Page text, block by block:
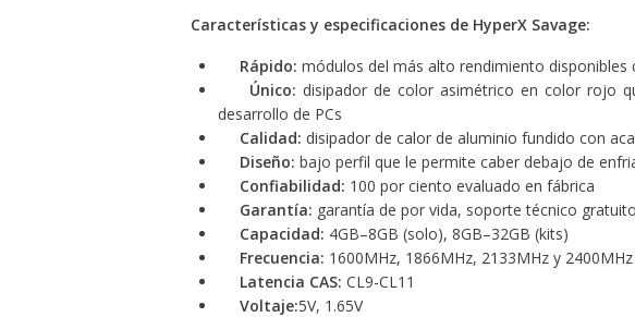
Características y especificaciones de HyperX Savage:
Rápido: módulos del más alto rendimiento
Único: disipador de color asimétrico en color rojo
desarrollo de PCs
Calidad: disipador de calor de aluminio fundido con
Diseño: bajo perfil que le permite caber debajo de
Confiabilidad: 100 por ciento evaluado en fábrica
Garantía: garantía de por vida, soporte técnico gratuito
Capacidad: 4GB–8GB (solo), 8GB–32GB (kits)
Frecuencia: 1600MHz, 1866MHz, 2133MHz y 2400MHz
Latencia CAS: CL9-CL11
Voltaje:5V, 1.65V